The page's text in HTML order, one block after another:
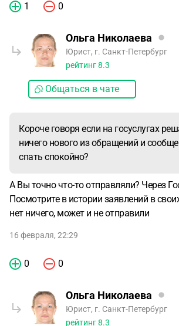
1 0
Ольга Николаева
Юрист, г. Санкт-Петербург
рейтинг8.3
Общаться в чате
Короче говоря если на госуслугах
ничего нового из обращений и
спать спокойно?
А Вы точно что-то отправляли? Через
Посмотрите в истории заявлений в
нет ничего, может и не отправили
16 февраля, 22:29
0 0
Ольга Николаева
Юрист, г. Санкт-Петербург
рейтинг8.3